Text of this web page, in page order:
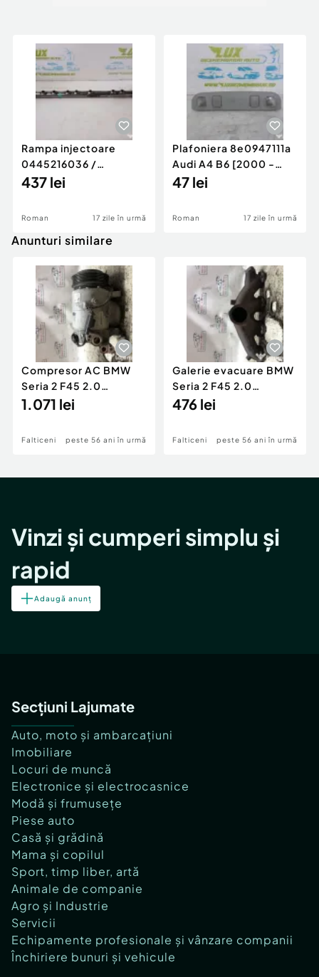
Rampa injectoare
0445216036 /
780542302 3.0 d 313
437 lei
Roman 17 zile în urmă
Plafoniera 8e0947111a
Audi A4 B6 [2000 -
2005]
47 lei
Roman 17 zile în urmă
Anunturi similare
Compresor AC BMW
Seria 2 F45 2.0
Motorina 2016
1.071 lei
Falticeni peste 56 ani în urmă
Galerie evacuare BMW
Seria 2 F45 2.0
Motorina 2016
476 lei
Falticeni peste 56 ani în urmă
Vinzi și cumperi simplu și
rapid
Adaugă anunț
Secțiuni Lajumate
Auto, moto și ambarcațiuni
Imobiliare
Locuri de muncă
Electronice și electrocasnice
Modă și frumusețe
Piese auto
Casă și grădină
Mama și copilul
Sport, timp liber, artă
Animale de companie
Agro și Industrie
Servicii
Echipamente profesionale și vânzare companii
Închiriere bunuri și vehicule